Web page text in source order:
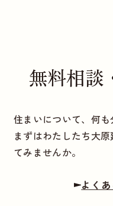
無料相談
住まいについて、何も
まずはわたしたち大
てみませんか。
よく